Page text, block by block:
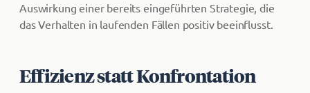
Auswirkung einer bereits eingeführten Strategie, die
das Verhalten in laufenden Fällen positiv beeinflusst.
Effizienz statt Konfrontation